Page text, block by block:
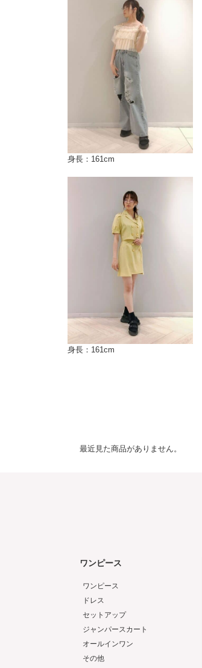
身長：161cm
身長：161cm
最近見た商品がありません。
ワンピース
ワンピース
ドレス
セットアップ
ジャンパースカート
オールインワン
その他